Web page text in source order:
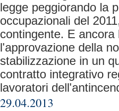
legge peggiorando la
occupazionali del
contingente. E ancora
l'approvazione della
stabilizzazione in un
contratto integrativo
lavoratori
29.04.2013